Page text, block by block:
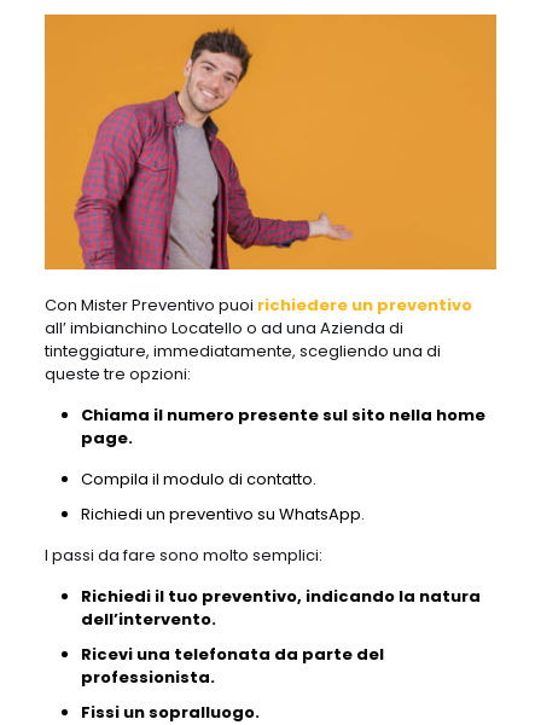
Con Mister Preventivo puoi richiedere un preventivo
all’ imbianchino Locatello o ad una Azienda di
tinteggiature, immediatamente, scegliendo una di
queste tre opzioni:
Chiama il numero presente sul sito nella home
page.
Compila il modulo di contatto.
Richiedi un preventivo su WhatsApp.
I passi da fare sono molto semplici:
Richiedi il tuo preventivo, indicando la natura
dell’intervento.
Ricevi una telefonata da parte del
professionista.
Fissi un sopralluogo.